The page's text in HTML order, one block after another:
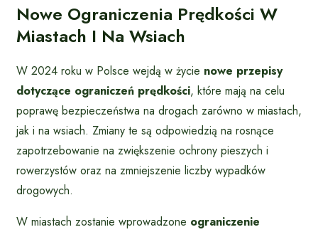
Nowe Ograniczenia Prędkości W
Miastach I Na Wsiach
W 2024 roku w Polsce wejdą w życie nowe przepisy
dotyczące ograniczeń prędkości, które mają na celu
poprawę bezpieczeństwa na drogach zarówno w miastach,
jak i na wsiach. Zmiany te są odpowiedzią na rosnące
zapotrzebowanie na zwiększenie ochrony pieszych i
rowerzystów oraz na zmniejszenie liczby wypadków
drogowych.
W miastach zostanie wprowadzone ograniczenie